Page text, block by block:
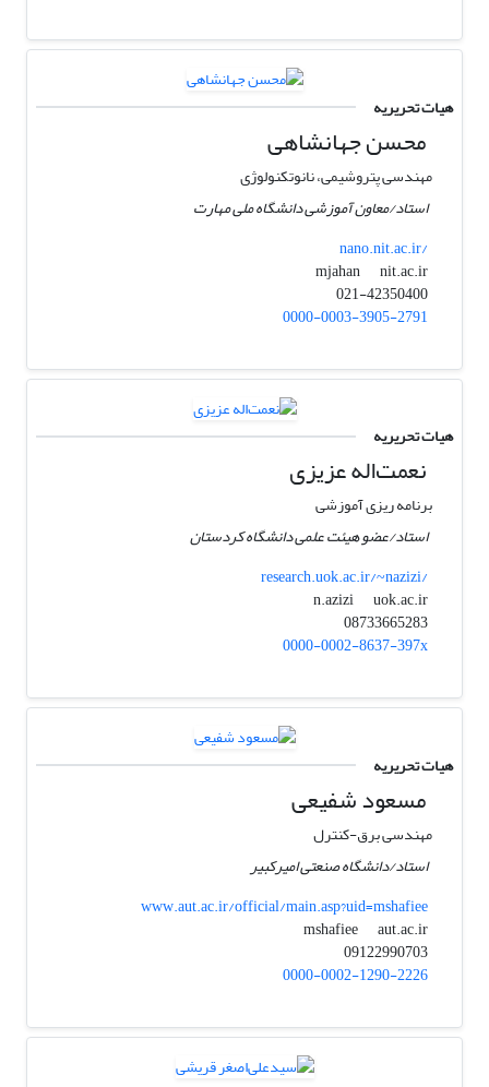
هیات تحریریه
محسن جهانشاهی
مهندسی پتروشیمی، نانوتکنولوژی
استاد/معاون آموزشی دانشگاه ملی مهارت
nano.nit.ac.ir/
mjahan
nit.ac.ir
021-42350400
0000-0003-3905-2791
هیات تحریریه
نعمت‌اله عزیزی
برنامه ریزی آموزشی
استاد/عضو هیئت علمی دانشگاه کردستان
research.uok.ac.ir/~nazizi/
n.azizi
uok.ac.ir
08733665283
0000-0002-8637-397x
هیات تحریریه
مسعود شفیعی
مهندسی برق-کنترل
استاد/دانشگاه صنعتی امیرکبیر
www.aut.ac.ir/official/main.asp?uid=mshafiee
mshafiee
aut.ac.ir
09122990703
0000-0002-1290-2226